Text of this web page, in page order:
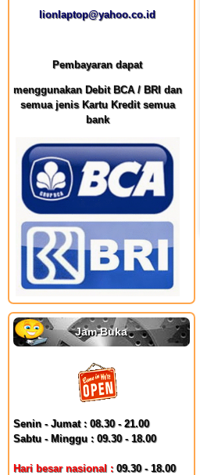
lionlaptop@yahoo.co.id
Pembayaran dapat
menggunakan Debit BCA / BRI dan
semua jenis Kartu Kredit semua
bank
Jam Buka
Senin - Jumat : 08.30 - 21.00
Sabtu - Minggu : 09.30 - 18.00
Hari besar nasional : 09.30 - 18.00